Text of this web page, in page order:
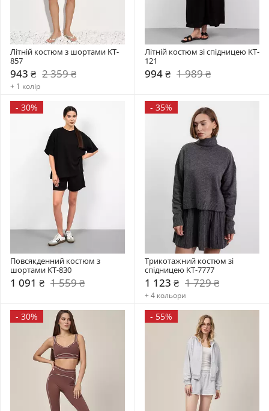
Літній костюм з шортами KT-
857
943 ₴ 2 359 ₴
+ 1 колір
Літній костюм зі спідницею KT-
121
994 ₴ 1 989 ₴
- 30%
Повсякденний костюм з
шортами KT-830
1 091 ₴ 1 559 ₴
- 35%
Трикотажний костюм зі
спідницею KT-7777
1 123 ₴ 1 729 ₴
+ 4 кольори
- 30% - 55%